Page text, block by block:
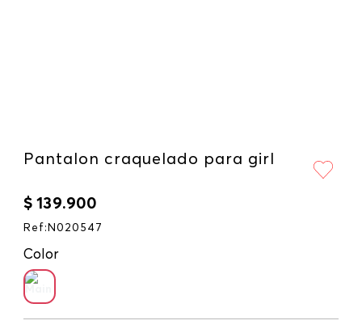
Pantalon craquelado para girl
$ 139.900
Ref : N020547
Color